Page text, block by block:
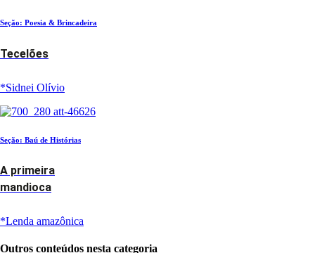
Seção: Poesia & Brincadeira
Tecelões
*Sidnei Olívio
Seção: Baú de Histórias
A primeira
mandioca
*Lenda amazônica
Outros conteúdos nesta categoria